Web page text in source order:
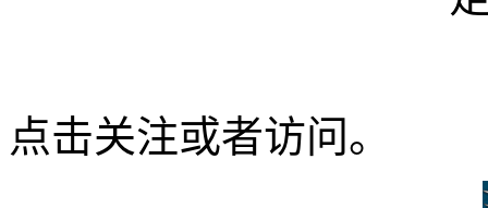
点击关注或者访问。